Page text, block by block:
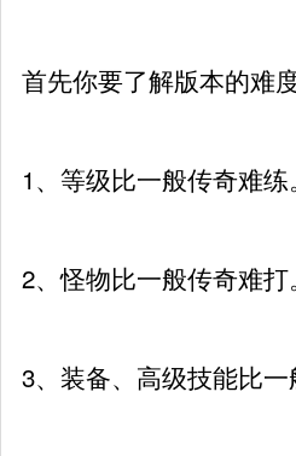
首先你要了解版本的难
1、等级比一般传奇难练。
2、怪物比一般传奇难打。
3、装备、高级技能比一